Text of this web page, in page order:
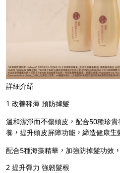
詳細介紹
1 改善稀薄 預防掉髮
溫和潔淨而不傷頭皮，配合50種珍
養，提升頭皮屏障功能，締造健康生
配合5種海藻精華，加強防掉髮功效
2 提升彈力 強韌髮根